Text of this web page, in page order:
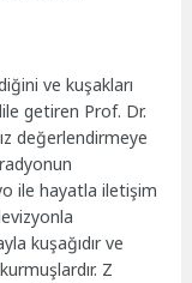
ve kuşakları
getiren Prof. Dr.
değerlendirmeye
ile hayatla iletişim
kuşağıdır ve
Z